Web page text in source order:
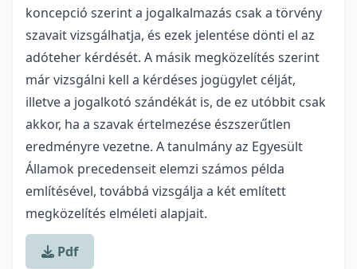
koncepció szerint a jogalkalmazás csak a törvény
szavait vizsgálhatja, és ezek jelentése dönti el az
adóteher kérdését. A másik megközelítés szerint
már vizsgálni kell a kérdéses jogügylet célját,
illetve a jogalkotó szándékát is, de ez utóbbit csak
akkor, ha a szavak értelmezése észszerűtlen
eredményre vezetne. A tanulmány az Egyesült
Államok precedenseit elemzi számos példa
említésével, továbbá vizsgálja a két említett
megközelítés elméleti alapjait.
Pdf